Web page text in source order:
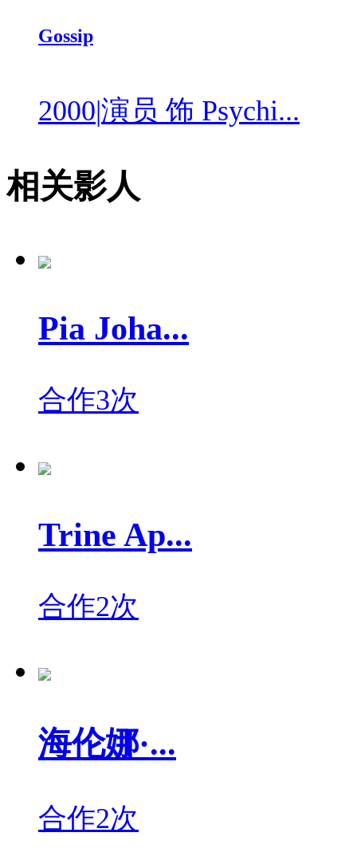
Gossip
2000|演员 饰 Psychi...
相关影人
Pia Joha...
合作3次
Trine Ap...
合作2次
海伦娜·...
合作2次